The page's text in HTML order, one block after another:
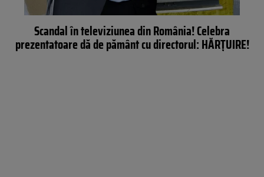
Scandal în televiziunea din România! Celebra
prezentatoare dă de pământ cu directorul: HĂRȚUIRE!